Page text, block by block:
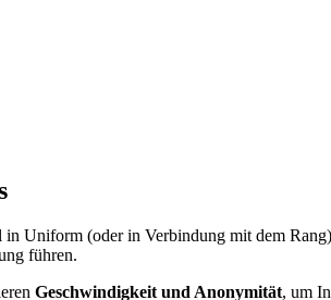
Uniform (oder in Verbindung mit dem
führen.
Geschwindigkeit und Anonymität, um